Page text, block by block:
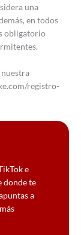
una
en todos
obligatorio
registro-
e
donde te
a